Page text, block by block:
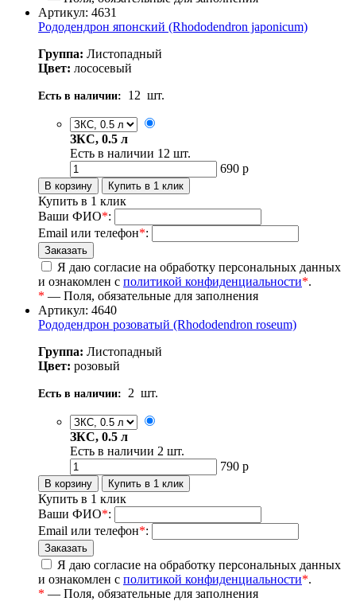
Артикул: 4631
Рододендрон японский (Rhododendron japonicum)
Группа: Листопадный
Цвет: лососевый
Есть в наличии: 12 шт.
ЗКС, 0.5 л
Есть в наличии 12 шт.
690 р
Купить в 1 клик
Ваши ФИО*:
Email или телефон*:
Я даю согласие на обработку персональных данных
и ознакомлен с политикой конфиденциальности*.
* — Поля, обязательные для заполнения
Артикул: 4640
Рододендрон розоватый (Rhododendron roseum)
Группа: Листопадный
Цвет: розовый
Есть в наличии: 2 шт.
ЗКС, 0.5 л
Есть в наличии 2 шт.
790 р
Купить в 1 клик
Ваши ФИО*:
Email или телефон*:
Я даю согласие на обработку персональных данных
и ознакомлен с политикой конфиденциальности*.
* — Поля, обязательные для заполнения